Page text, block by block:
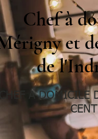
Chef à
et
de
A DOMICILE